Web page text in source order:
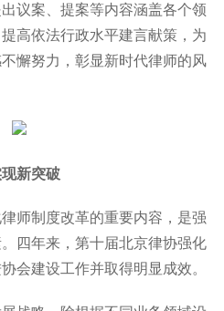
议案、提案等内容涵盖各个领
高依法行政水平建言献策，为
懈努力，彰显新时代律师的风
新突破
师制度改革的重要内容，是强
四年来，第十届北京律协强化
会建设工作并取得明显成效。